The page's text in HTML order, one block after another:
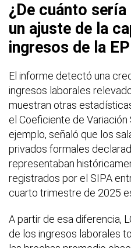
¿De cuánto
un ajuste de la
ingresos de la
El informe detectó una
ingresos laborales
muestran otras
el Coeficiente de Variación
ejemplo, señaló que los
privados formales
representaban
registrados por el SIPA
cuarto trimestre de 2025
A partir de esa diferencia,
de los ingresos laborales